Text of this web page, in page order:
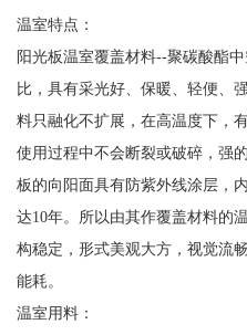
温室特点：
阳光板温室覆盖材料--聚碳酸酯
比，具有采光好、保暖、轻便、
料只融化不扩展，在高温度下，
使用过程中不会断裂或破碎，强
板的向阳面具有防紫外线涂层，
达10年。所以由其作覆盖材料的
构稳定，形式美观大方，视觉流
能耗。
温室用料：